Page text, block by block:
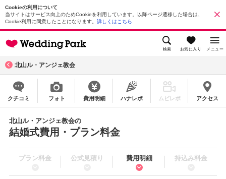
Cookieの利用について
当サイトはサービス向上のためCookieを利用しています。以降ページ遷移した場合は、
Cookie利用に同意したことになります。 詳しくはこちら
検索 お気に入り メニュー
北山ル・アンジェ教会
クチコミ フォト 費用明細 ハナレポ ムビレポ アクセス
北山ル・アンジェ教会の
結婚式費用・プラン料金
プラン料金 公式見積り 費用明細 持込み料金